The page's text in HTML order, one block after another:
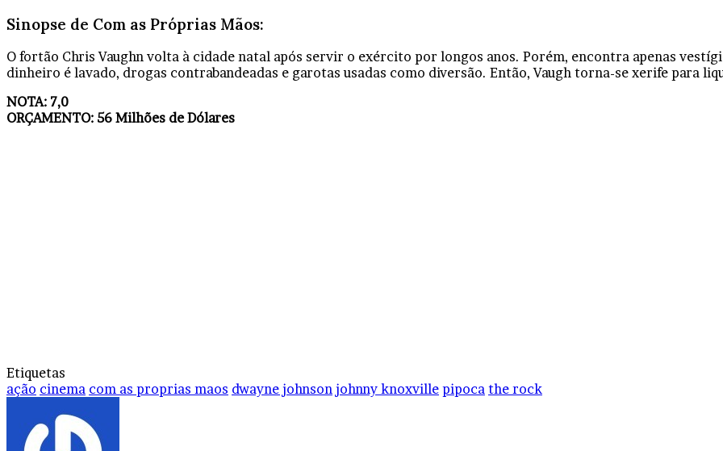
Sinopse de Com as Próprias Mãos:
O fortão Chris Vaughn volta à cidade natal após servir o exército por longos anos. Porém, encontra apenas
dinheiro é lavado, drogas contrabandeadas e garotas usadas como diversão. Então, Vaugh torna-se xerife para
NOTA: 7,0
ORÇAMENTO: 56 Milhões de Dólares
Etiquetas
ação cinema com as proprias maos dwayne johnson johnny knoxville pipoca the rock